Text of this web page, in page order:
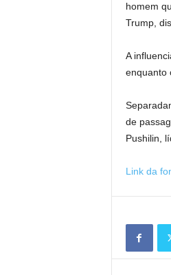
homem
Trump,
A
enquanto
de
Pushilin,
Link da